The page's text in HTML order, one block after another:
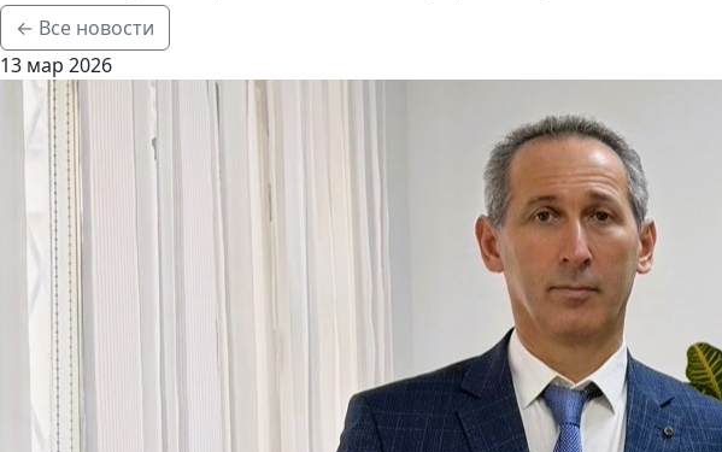
← Все новости
13 мар 2026